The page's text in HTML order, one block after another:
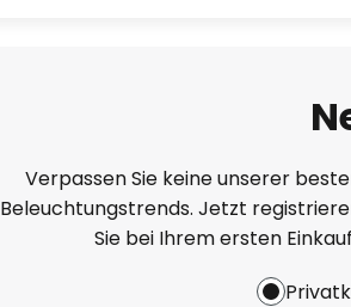
Verpassen Sie keine unserer
Beleuchtungstrends. Jetzt
Sie bei Ihrem ersten